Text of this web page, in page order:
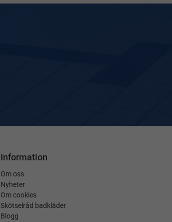
Information
Om oss
Nyheter
Om cookies
Skötselråd badkläder
Blogg